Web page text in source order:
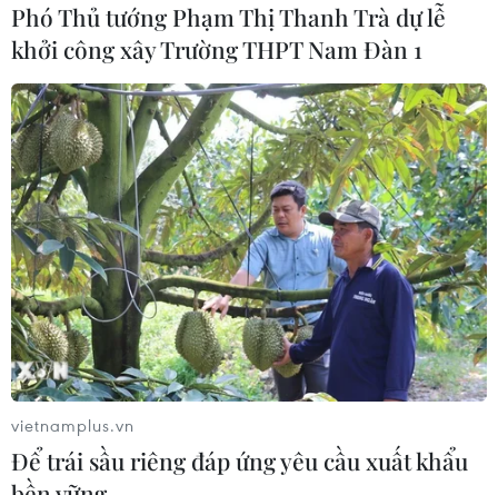
TIN CÙNG CHUYÊN MỤC
Xe khách lao xuống hố sâu bên
đường, 18 hành khách thoát nạn
07/08/2026 08:39
Phó Thủ tướng Phạm Thị Thanh Trà dự lễ
khởi công xây Trường THPT Nam Đàn 1
vietnamplus.vn
Để trái sầu riêng đáp ứng yêu cầu xuất khẩu